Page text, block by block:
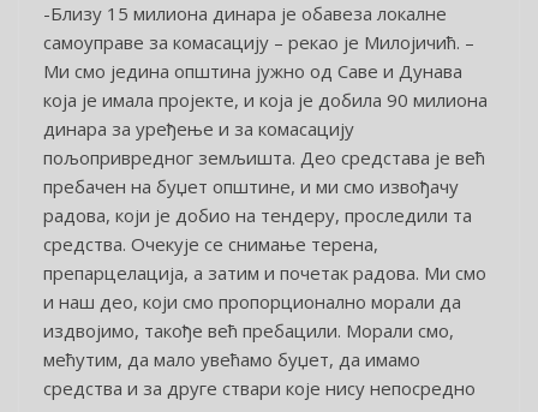
-Близу 15 милиона динара је обавеза локалне
самоуправе за комасацију – рекао је Милојичић. –
Ми смо једина општина јужно од Саве и Дунава
која је имала пројекте, и која је добила 90 милиона
динара за уређење и за комасацију
пољопривредног земљишта. Део средстава је већ
пребачен на буџет општине, и ми смо извођачу
радова, који је добио на тендеру, проследили та
средства. Очекује се снимање терена,
препарцелација, а затим и почетак радова. Ми смо
и наш део, који смо пропорционално морали да
издвојимо, такође већ пребацили. Морали смо,
мећутим, да мало увећамо буџет, да имамо
средства и за друге ствари које нису непосредно